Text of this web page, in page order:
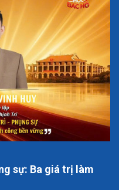
sự: Ba giá trị làm